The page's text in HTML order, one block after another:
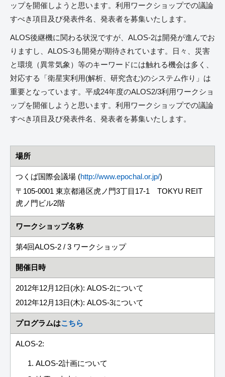
ップを開催しようと思います。利用ワークショップでの議論
すべき項目及び発表件名、発表者を募集いたします。
ALOS後継機に関わる状況ですが、ALOS-2は開発が進んでお
りますし、ALOS-3も開発が期待されています。日々、災害
と環境（異常気象）等のキーワードには触れる機会は多く、
対応する「衛星実利用(解析、研究含む)のシステム作り」は
重要となっています。平成24年度のALOS2/3利用ワークショ
ップを開催しようと思います。利用ワークショップでの議論
すべき項目及び発表件名、発表者を募集いたします。
場所
つくば国際会議場 (http://www.epochal.or.jp/)
〒105-0001 東京都港区虎ノ門3丁目17-1 TOKYU REIT
虎ノ門ビル2階
ワークショップ名称
第4回ALOS-2 / 3 ワークショップ
開催日時
2012年12月12日(水): ALOS-2について
2012年12月13日(木): ALOS-3について
プログラムはこちら
ALOS-2:
ALOS-2計画について